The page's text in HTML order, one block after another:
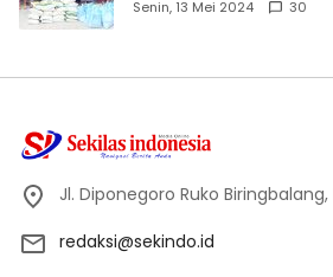
Senin, 13 Mei 2024 30
Jl. Diponegoro Ruko
redaksi@sekindo.id